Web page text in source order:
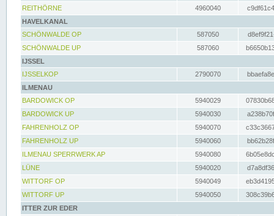
REITHÖRNE
4960040
HAVELKANAL
SCHÖNWALDE OP
587050
SCHÖNWALDE UP
587060
IJSSEL
IJSSELKOP
2790070
ILMENAU
BARDOWICK OP
5940029
BARDOWICK UP
5940030
FAHRENHOLZ OP
5940070
FAHRENHOLZ UP
5940060
ILMENAU SPERRWERK AP
5940080
LÜNE
5940020
WITTORF OP
5940049
WITTORF UP
5940050
ITTER ZUR EDER